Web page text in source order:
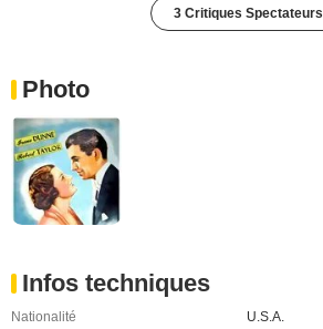
3 Critiques Spectateurs
Photo
Infos techniques
Nationalité
U.S.A.